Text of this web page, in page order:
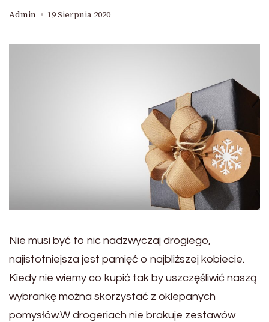
Admin 19 Sierpnia 2020
Nie musi być to nic nadzwyczaj drogiego,
najistotniejsza jest pamięć o najbliższej kobiecie.
Kiedy nie wiemy co kupić tak by uszczęśliwić naszą
wybrankę można skorzystać z oklepanych
pomysłów.W drogeriach nie brakuje zestawów